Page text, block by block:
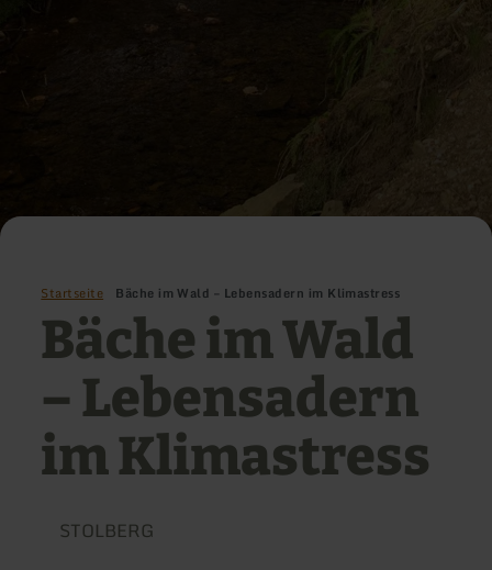
Startseite Bäche im Wald – Lebensadern im Klimastress
Bäche im Wald
– Lebensadern
im Klimastress
STOLBERG